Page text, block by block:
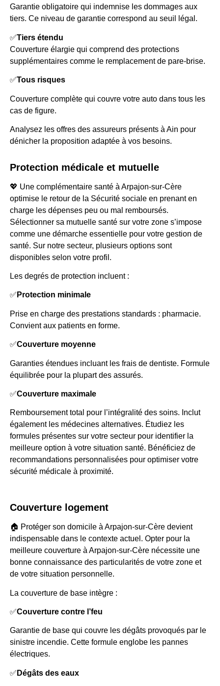
Garantie obligatoire qui indemnise les dommages aux
tiers. Ce niveau de garantie correspond au seuil légal.
✅Tiers étendu
Couverture élargie qui comprend des protections
supplémentaires comme le remplacement de pare-brise.
✅Tous risques
Couverture complète qui couvre votre auto dans tous les
cas de figure.
Analysez les offres des assureurs présents à Ain pour
dénicher la proposition adaptée à vos besoins.
Protection médicale et mutuelle
💖 Une complémentaire santé à Arpajon-sur-Cère
optimise le retour de la Sécurité sociale en prenant en
charge les dépenses peu ou mal remboursés.
Sélectionner sa mutuelle santé sur votre zone s’impose
comme une démarche essentielle pour votre gestion de
santé. Sur notre secteur, plusieurs options sont
disponibles selon votre profil.
Les degrés de protection incluent :
✅ Protection minimale
Prise en charge des prestations standards : pharmacie.
Convient aux patients en forme.
✅Couverture moyenne
Garanties étendues incluant les frais de dentiste. Formule
équilibrée pour la plupart des assurés.
✅Couverture maximale
Remboursement total pour l’intégralité des soins. Inclut
également les médecines alternatives. Étudiez les
formules présentes sur votre secteur pour identifier la
meilleure option à votre situation santé. Bénéficiez de
recommandations personnalisées pour optimiser votre
sécurité médicale à proximité.
Couverture logement
🏠 Protéger son domicile à Arpajon-sur-Cère devient
indispensable dans le contexte actuel. Opter pour la
meilleure couverture à Arpajon-sur-Cère nécessite une
bonne connaissance des particularités de votre zone et
de votre situation personnelle.
La couverture de base intègre :
✅Couverture contre l’feu
Garantie de base qui couvre les dégâts provoqués par le
sinistre incendie. Cette formule englobe les pannes
électriques.
✅ Dégâts des eaux